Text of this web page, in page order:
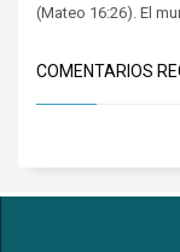
(Mateo 16:26). El
COMENTARIOS